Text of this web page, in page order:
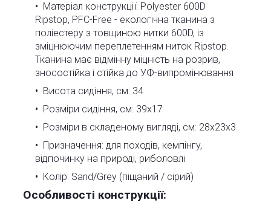
Матеріал конструкції: Polyester 600D
Ripstop, PFC-Free - екологічна тканина з
поліестеру з товщиною нитки 600D, із
зміцнюючим переплетенням ниток Ripstop.
Тканина має відмінну міцність на розрив,
зносостійка і стійка до УФ-випромінювання
Висота сидіння, см: 34
Розміри сидіння, см: 39х17
Розміри в складеному вигляді, см: 28х23х3
Призначення: для походів, кемпінгу,
відпочинку на природі, риболовлі
Колір: Sand/Grey (піщаний / сірий)
Особливості конструкції: